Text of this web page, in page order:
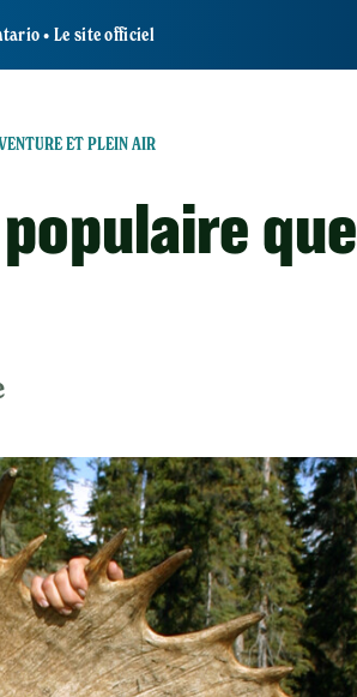
• Le site officiel
ET PLEIN AIR
que